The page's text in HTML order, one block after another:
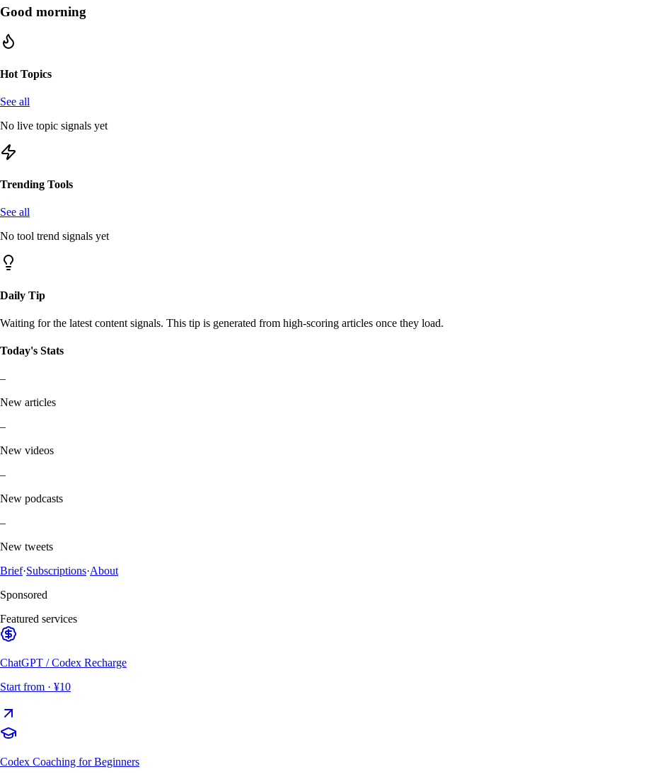
Good morning
Hot Topics
See all
No live topic signals yet
Trending Tools
See all
No tool trend signals yet
Daily Tip
Waiting for the latest content signals. This tip is generated from high-scoring articles once they load.
Today's Stats
–
New articles
–
New videos
–
New podcasts
–
New tweets
Brief·Subscriptions·About
Sponsored
Featured services
ChatGPT / Codex Recharge
Start from · ¥10
Codex Coaching for Beginners